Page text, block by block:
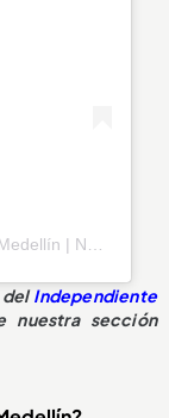
Una publicación compartida de QHUBO Medellín | Noticias (@qhubomedallo)
delIndependiente
nuestra sección